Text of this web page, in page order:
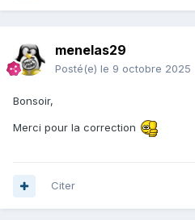
menelas29
Posté(e) le 9 octobre 2025
Bonsoir,
Merci pour la correction
Citer